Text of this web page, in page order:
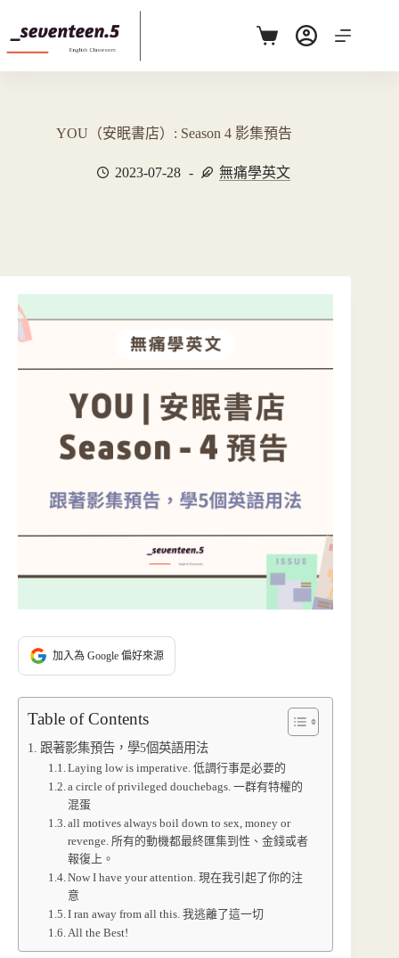
主
要
購
物
YOU（安眠書店）: Season 4 影集預告
2023-07-28 無痛學英文
加入為 Google 偏好來源
Table of Contents
跟著影集預告，學5個英語用法
Laying low is imperative. 低調行事是必要的
a circle of privileged douchebags. 一群有特權的
混蛋
all motives always boil down to sex, money or
revenge. 所有的動機都最終匯集到性、金錢或者
報復上。
Now I have your attention. 現在我引起了你的注
意
I ran away from all this. 我逃離了這一切
All the Best!